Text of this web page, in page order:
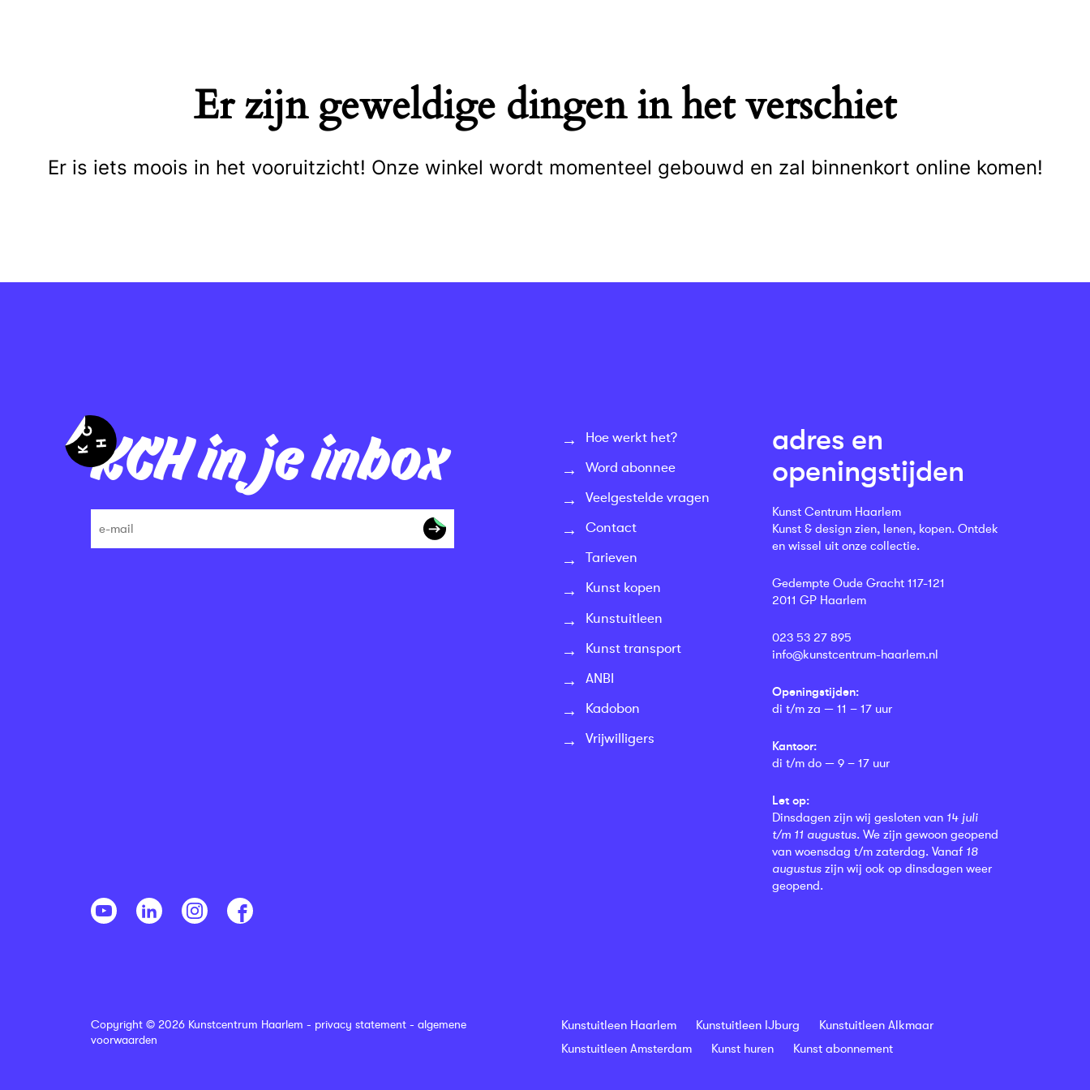
Er zijn geweldige dingen in het verschiet
Er is iets moois in het vooruitzicht! Onze winkel wordt momenteel gebouwd en zal binnenkort online komen!
KCH in je inbox
Hoe werkt het?
Word abonnee
Veelgestelde vragen
Contact
Tarieven
Kunst kopen
Kunstuitleen
Kunst transport
ANBI
Kadobon
Vrijwilligers
adres en
openingstijden
Kunst Centrum Haarlem
Kunst & design zien, lenen, kopen. Ontdek
en wissel uit onze collectie.
Gedempte Oude Gracht 117-121
2011 GP Haarlem
023 53 27 895
info@kunstcentrum-haarlem.nl
Openingstijden:
di t/m za — 11 – 17 uur
Kantoor:
di t/m do — 9 – 17 uur
Let op:
Dinsdagen zijn wij gesloten van 14 juli
t/m 11 augustus. We zijn gewoon geopend
van woensdag t/m zaterdag. Vanaf 18
augustus zijn wij ook op dinsdagen weer
geopend.
Copyright © 2026 Kunstcentrum Haarlem - privacy statement - algemene
voorwaarden
Kunstuitleen Haarlem Kunstuitleen IJburg
Kunstuitleen Alkmaar
Kunstuitleen Amsterdam
Kunst huren Kunst abonnement